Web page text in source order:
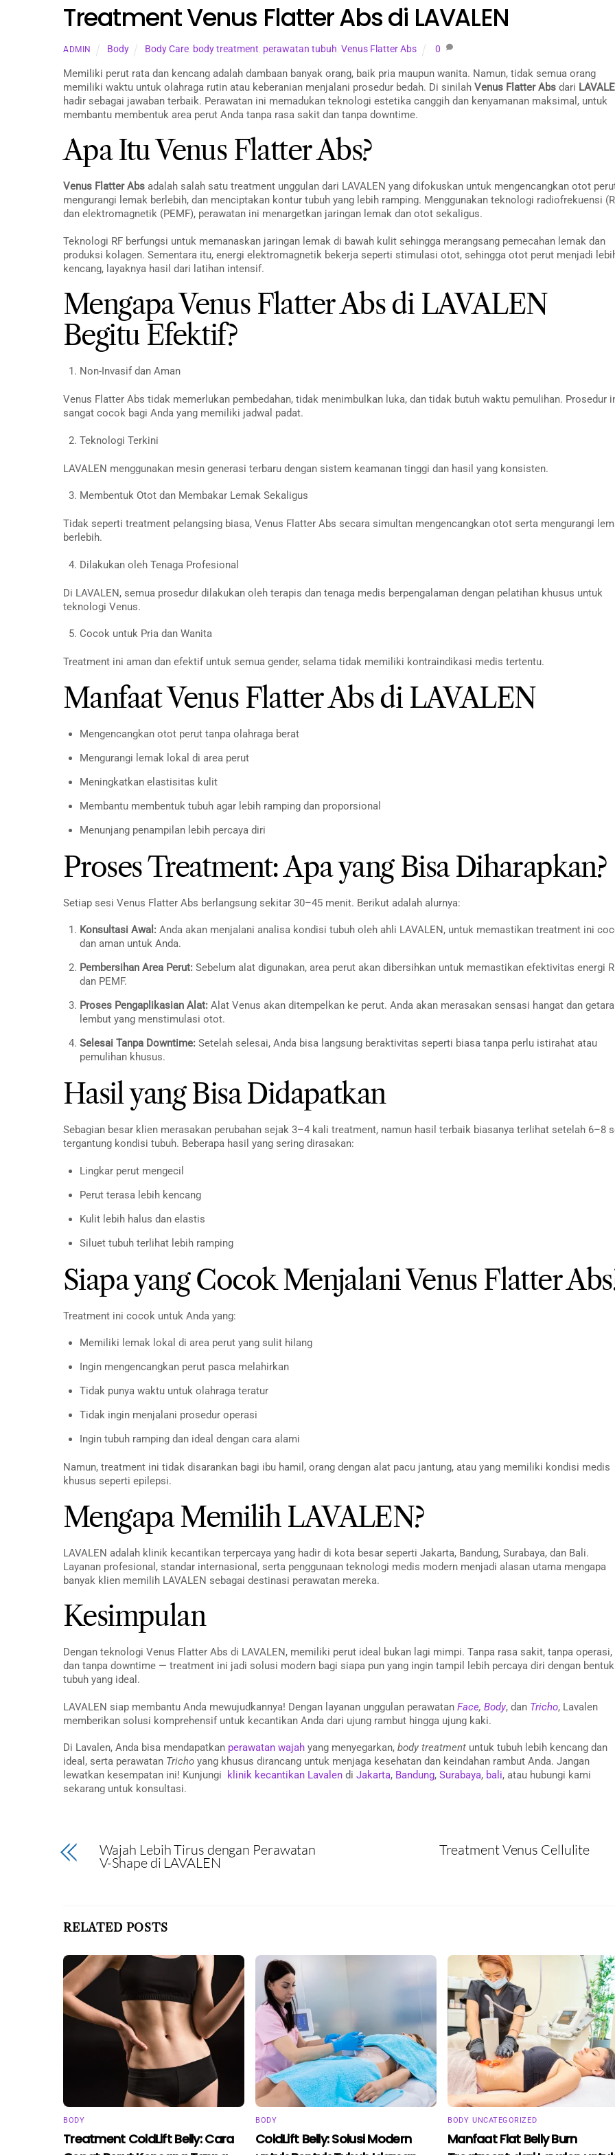
Treatment Venus Flatter Abs di LAVALEN
ADMIN Body Body Care body treatment perawatan tubuh ,Venus Flatter Abs 0
Memiliki perut rata dan kencang adalah dambaan banyak orang, baik pria maupun wanita. Namun, tidak semua orang
memiliki waktu untuk olahraga rutin atau keberanian menjalani prosedur bedah. Di sinilah Venus Flatter Abs dari
hadir sebagai jawaban terbaik. Perawatan ini memadukan teknologi estetika canggih dan kenyamanan maksimal, untuk
membantu membentuk area perut Anda tanpa rasa sakit dan tanpa downtime.
Apa Itu Venus Flatter Abs?
Venus Flatter Abs adalah salah satu treatment unggulan dari LAVALEN yang difokuskan untuk mengencangkan otot
mengurangi lemak berlebih, dan menciptakan kontur tubuh yang lebih ramping. Menggunakan teknologi radiofrekuensi
dan elektromagnetik (PEMF), perawatan ini menargetkan jaringan lemak dan otot sekaligus.
Teknologi RF berfungsi untuk memanaskan jaringan lemak di bawah kulit sehingga merangsang pemecahan lemak dan
produksi kolagen. Sementara itu, energi elektromagnetik bekerja seperti stimulasi otot, sehingga otot perut menjadi
kencang, layaknya hasil dari latihan intensif.
Mengapa Venus Flatter Abs di LAVALEN
Begitu Efektif?
Non-Invasif dan Aman
Venus Flatter Abs tidak memerlukan pembedahan, tidak menimbulkan luka, dan tidak butuh waktu pemulihan. Prosedur
sangat cocok bagi Anda yang memiliki jadwal padat.
Teknologi Terkini
LAVALEN menggunakan mesin generasi terbaru dengan sistem keamanan tinggi dan hasil yang konsisten.
Membentuk Otot dan Membakar Lemak Sekaligus
Tidak seperti treatment pelangsing biasa, Venus Flatter Abs secara simultan mengencangkan otot serta mengurangi
berlebih.
Dilakukan oleh Tenaga Profesional
Di LAVALEN, semua prosedur dilakukan oleh terapis dan tenaga medis berpengalaman dengan pelatihan khusus untuk
teknologi Venus.
Cocok untuk Pria dan Wanita
Treatment ini aman dan efektif untuk semua gender, selama tidak memiliki kontraindikasi medis tertentu.
Manfaat Venus Flatter Abs di LAVALEN
Mengencangkan otot perut tanpa olahraga berat
Mengurangi lemak lokal di area perut
Meningkatkan elastisitas kulit
Membantu membentuk tubuh agar lebih ramping dan proporsional
Menunjang penampilan lebih percaya diri
Proses Treatment: Apa yang Bisa Diharapkan?
Setiap sesi Venus Flatter Abs berlangsung sekitar 30–45 menit. Berikut adalah alurnya:
Konsultasi Awal: Anda akan menjalani analisa kondisi tubuh oleh ahli LAVALEN, untuk memastikan treatment ini
dan aman untuk Anda.
Pembersihan Area Perut: Sebelum alat digunakan, area perut akan dibersihkan untuk memastikan efektivitas energi
dan PEMF.
Proses Pengaplikasian Alat: Alat Venus akan ditempelkan ke perut. Anda akan merasakan sensasi hangat dan
lembut yang menstimulasi otot.
Selesai Tanpa Downtime: Setelah selesai, Anda bisa langsung beraktivitas seperti biasa tanpa perlu istirahat atau
pemulihan khusus.
Hasil yang Bisa Didapatkan
Sebagian besar klien merasakan perubahan sejak 3–4 kali treatment, namun hasil terbaik biasanya terlihat setelah 6–8
tergantung kondisi tubuh. Beberapa hasil yang sering dirasakan:
Lingkar perut mengecil
Perut terasa lebih kencang
Kulit lebih halus dan elastis
Siluet tubuh terlihat lebih ramping
Siapa yang Cocok Menjalani Venus Flatter
Treatment ini cocok untuk Anda yang:
Memiliki lemak lokal di area perut yang sulit hilang
Ingin mengencangkan perut pasca melahirkan
Tidak punya waktu untuk olahraga teratur
Tidak ingin menjalani prosedur operasi
Ingin tubuh ramping dan ideal dengan cara alami
Namun, treatment ini tidak disarankan bagi ibu hamil, orang dengan alat pacu jantung, atau yang memiliki kondisi medis
khusus seperti epilepsi.
Mengapa Memilih LAVALEN?
LAVALEN adalah klinik kecantikan terpercaya yang hadir di kota besar seperti Jakarta, Bandung, Surabaya, dan Bali.
Layanan profesional, standar internasional, serta penggunaan teknologi medis modern menjadi alasan utama mengapa
banyak klien memilih LAVALEN sebagai destinasi perawatan mereka.
Kesimpulan
Dengan teknologi Venus Flatter Abs di LAVALEN, memiliki perut ideal bukan lagi mimpi. Tanpa rasa sakit, tanpa operasi,
dan tanpa downtime — treatment ini jadi solusi modern bagi siapa pun yang ingin tampil lebih percaya diri dengan bentuk
tubuh yang ideal.
LAVALEN siap membantu Anda mewujudkannya! Dengan layanan unggulan perawatan Face, Body, dan Tricho, Lavalen
memberikan solusi komprehensif untuk kecantikan Anda dari ujung rambut hingga ujung kaki.
Di Lavalen, Anda bisa mendapatkan perawatan wajah yang menyegarkan, body treatment untuk tubuh lebih kencang dan
ideal, serta perawatan Tricho yang khusus dirancang untuk menjaga kesehatan dan keindahan rambut Anda. Jangan
lewatkan kesempatan ini! Kunjungi klinik kecantikan Lavalen di Jakarta, Bandung, Surabaya, bali, atau hubungi kami
sekarang untuk konsultasi.
Wajah Lebih Tirus dengan Perawatan
V-Shape di LAVALEN
Treatment Venus Cellulite
RELATED POSTS
BODY
Treatment ColdLift Belly: Cara
BODY
ColdLift Belly: Solusi Modern
BODY,UNCATEGORIZED
Manfaat Flat Belly Burn